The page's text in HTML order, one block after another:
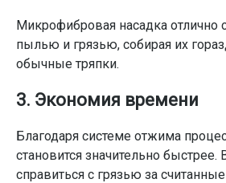
Микрофибровая насадка отлично
пылью и грязью, собирая их
обычные тряпки.
3. Экономия времени
Благодаря системе отжима
становится значительно
справиться с грязью за